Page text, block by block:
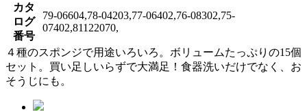
カタ
ログ
番号
79-06604,78-04203,77-06402,76-08302,75-
07402,81122070,
４種のスポンジで用途いろいろ。ボリュームたっぷりの15個
セット。買い足しいらずで大満足！食器洗いだけでなく、お
そうじにも。